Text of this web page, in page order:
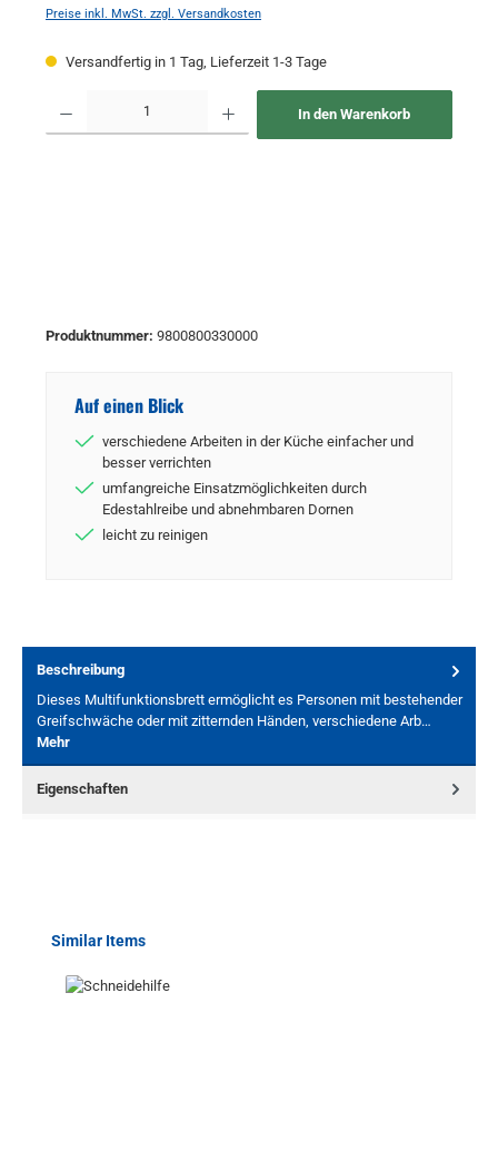
Preise inkl. MwSt. zzgl. Versandkosten
Versandfertig in 1 Tag, Lieferzeit 1-3 Tage
In den Warenkorb
Produktnummer: 9800800330000
Auf einen Blick
verschiedene Arbeiten in der Küche einfacher und
besser verrichten
umfangreiche Einsatzmöglichkeiten durch
Edestahlreibe und abnehmbaren Dornen
leicht zu reinigen
Beschreibung
Dieses Multifunktionsbrett ermöglicht es Personen mit bestehender
Greifschwäche oder mit zitternden Händen, verschiedene Arb…
Mehr
Eigenschaften
Produktgalerie überspringen
Similar Items